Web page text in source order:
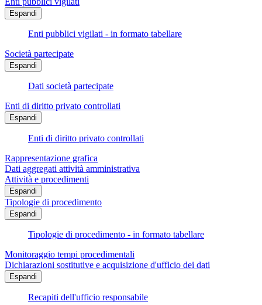
Espandi
Enti pubblici vigilati - in formato tabellare
Società partecipate
Espandi
Dati società partecipate
Enti di diritto privato controllati
Espandi
Enti di diritto privato controllati
Rappresentazione grafica
Dati aggregati attività amministrativa
Attività e procedimenti
Espandi
Tipologie di procedimento
Espandi
Tipologie di procedimento - in formato tabellare
Monitoraggio tempi procedimentali
Dichiarazioni sostitutive e acquisizione d'ufficio dei dati
Espandi
Recapiti dell'ufficio responsabile